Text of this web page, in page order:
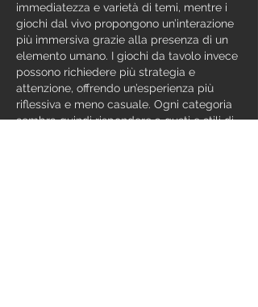
immediatezza e varietà di temi, mentre i
giochi dal vivo propongono un’interazione
più immersiva grazie alla presenza di un
elemento umano. I giochi da tavolo invece
possono richiedere più strategia e
attenzione, offrendo un’esperienza più
riflessiva e meno casuale. Ogni categoria
sembra quindi rispondere a gusti e stili di